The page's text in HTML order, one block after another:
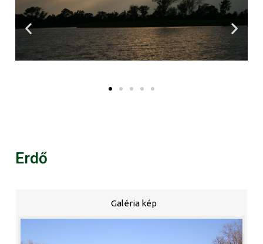
Erdő
Galéria kép